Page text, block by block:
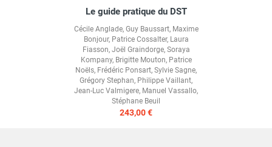
Le guide pratique du DST
Cécile Anglade, Guy Baussart, Maxime
Bonjour, Patrice Cossalter, Laura
Fiasson, Joël Graindorge, Soraya
Kompany, Brigitte Mouton, Patrice
Noëls, Frédéric Ponsart, Sylvie Sagne,
Grégory Stephan, Philippe Vaillant,
Jean-Luc Valmigere, Manuel Vassallo,
Stéphane Beuil
243,00 €